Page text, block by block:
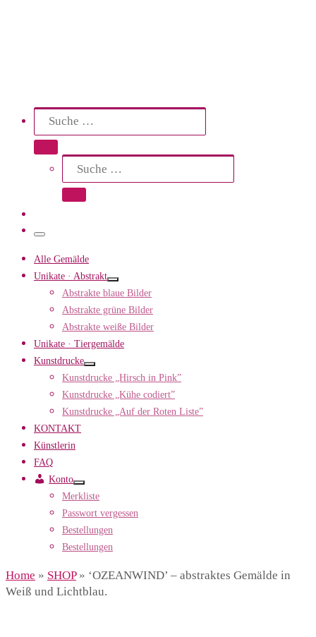
Search
Suche
Suche …
Suche
Suche …
Menü
Alle Gemälde
Unikate · Abstrakt
Abstrakte blaue Bilder
Abstrakte grüne Bilder
Abstrakte weiße Bilder
Unikate · Tiergemälde
Kunstdrucke
Kunstdrucke „Hirsch in Pink”
Kunstdrucke „Kühe codiert”
Kunstdrucke „Auf der Roten Liste”
KONTAKT
Künstlerin
FAQ
Konto
Merkliste
Passwort vergessen
Bestellungen
Bestellungen
Home » SHOP» ‘OZEANWIND’ – abstraktes Gemälde in
Weiß und Lichtblau.